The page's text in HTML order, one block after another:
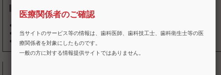
マーチンハサミ 11-299-14-07
●標準価格 16,000 円(税別)
●販売名 マーチンハサミ ●一般的名称 はさみ
●届出番号 28B1X00005000185
医療関係者のご確認
当サイトのサービス等の情報は、歯科医師、歯科技工士、歯科衛生士等の医
療関係者を対象にしたものです。
一般の方に対する情報提供サイトではありません。